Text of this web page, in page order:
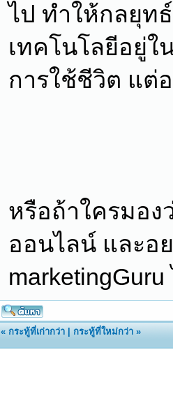
ไป ทำให้กลยุท
เทคโนโลยีอยู่ใ
การใช้ชีวิต แต่
หรือถ้าใครมอ
ออนไลน์ และอ
«กระทู้ที่เก่ากว่า |กระทู้ที่ใหม่กว่า »